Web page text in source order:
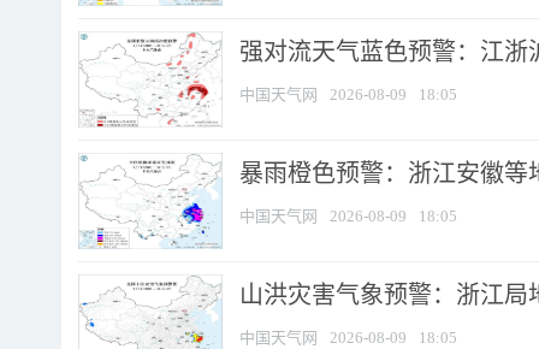
强对流天气蓝色预警：江浙
中国天气网 2026-08-09 18:05
暴雨橙色预警：浙江安徽等
中国天气网 2026-08-09 18:05
山洪灾害气象预警：浙江
中国天气网 2026-08-09 18:05